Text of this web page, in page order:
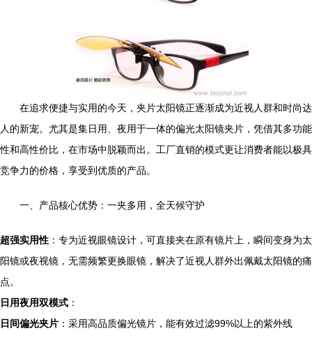
在追求便捷与实用的今天，夹片太阳镜正逐渐成为近视人群和时尚达
人的新宠。尤其是集日用、夜用于一体的偏光太阳镜夹片，凭借其多功能
性和高性价比，在市场中脱颖而出。工厂直销的模式更让消费者能以极具
竞争力的价格，享受到优质的产品。
一、产品核心优势：一夹多用，全天候守护
超强实用性 ：专为近视眼镜设计，可直接夹在原有镜片上，瞬间变身为太
阳镜或夜视镜，无需频繁更换眼镜，解决了近视人群外出佩戴太阳镜的痛
点。
日用夜用双模式 ：
日间偏光夹片 ：采用高品质偏光镜片，能有效过滤99%以上的紫外线